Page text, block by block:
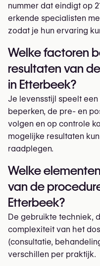
nummer dat eindigt op
erkende specialisten
zodat je hun ervaring
Welke factoren
resultaten van
in Etterbeek?
Je levensstijl speelt
beperken, de pre- en
volgen en op controle
mogelijke resultaten
raadplegen.
Welke
van de
Etterbeek?
De gebruikte techniek,
complexiteit van het
(consultatie,
verschillen per praktijk.